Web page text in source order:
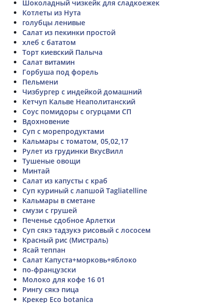
Шоколадный чизкейк для сладкоежек
Котлеты из Нута
голубцы ленивые
Салат из пекинки простой
хлеб с бататом
Торт киевский Палыча
Салат витамин
Горбуша под форель
Пельмени
Чизбургер с индейкой домашний
Кетчуп Кальве Неаполитанский
Соус помидоры с огурцами СП
Вдохновение
Суп с морепродуктами
Кальмары с томатом, 05,02,17
Рулет из грудинки ВкусВилл
Тушеные овощи
Минтай
Салат из капусты с краб
Суп куриный с лапшой Tagliatelline
Кальмары в сметане
смузи с грушей
Печенье сдобное Арлетки
Суп сякэ тадзукэ рисовый с лососем
Красный рис (Мистраль)
Ясай теппан
Салат Капуста+морковь+яблоко
по-французски
Молоко для кофе 16 01
Рингу сякэ пица
Крекер Eco botanica